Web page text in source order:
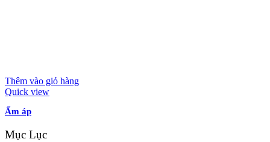
Thêm vào giỏ hàng
Quick view
Ấm áp
Mục Lục